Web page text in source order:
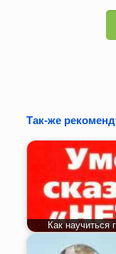
Так-же
Как научиться